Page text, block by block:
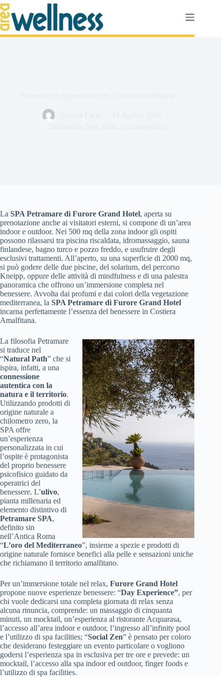
Salta
al
contenuto
La SPA Petramare di Furore Grand Hotel, aperta su
prenotazione anche ai visitatori esterni, si compone di un’area
indoor e outdoor. Nei 500 mq della zona indoor gli ospiti
possono rilassarsi tra piscina riscaldata, idromassaggio, sauna
finlandese, bagno turco e pozzo freddo, e usufruire degli
esclusivi trattamenti. All’aperto, su una superficie di 2000 mq,
si può godere delle due piscine, del solarium, del percorso
Kneipp, oppure delle attività di mindfulness e di una palestra
panoramica che offrono un’immersione completa nel
benessere. Avvolta dai profumi e dai colori della vegetazione
mediterranea, la SPA Petramare di Furore Grand Hotel
incarna perfettamente l’essenza del benessere in Costiera
Amalfitana.
La filosofia Petramare
si traduce nel
“Natural Path” che si
ispira, infatti, a una
connessione
autentica con la
natura e il territorio.
Utilizzando prodotti di
origine naturale a
chilometro zero, la
SPA offre
un’esperienza
personalizzata in cui
l’ospite è protagonista
del proprio benessere
psicofisico guidato da
operatrici del
benessere. L’ulivo,
pianta millenaria ed
elemento distintivo di
Petramare SPA,
definito sin
nell’Antica Roma
“L’oro del Mediterraneo”, insieme a spezie e prodotti di
origine naturale fornisce benefici alla pelle e sensazioni uniche
che richiamano il territorio amalfitano.
Per un’immersione totale nel relax, Furore Grand Hotel
propone nuove esperienze benessere: “Day Experience”, per
chi vuole dedicarsi una completa giornata di relax senza
alcuna rinuncia, comprende: un massaggio di cinquanta
minuti, un mocktail, un’esperienza al ristorante Acquarasa,
l’accesso all’area indoor e outdoor, l’ingresso all’infinity pool
e l’utilizzo di spa facilities; “Social Zen” è pensato per coloro
che desiderano festeggiare un evento particolare o vogliono
godersi l’esperienza spa in esclusiva per tre ore e prevede: un
mocktail, l’accesso alla spa indoor ed outdoor, finger foods e
l’utilizzo di spa facilities.